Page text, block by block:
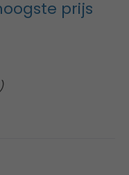
prijs